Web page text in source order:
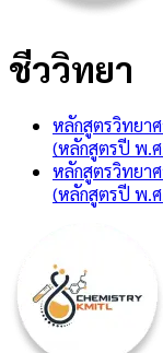
ชีววิทยา
หลักสูตรวิทยา
(หลักสูตรปี พ.ศ
หลักสูตรวิทยา
(หลักสูตรปี พ.ศ